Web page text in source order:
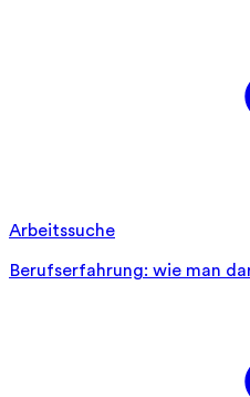
Arbeitssuche
Berufserfahrung: wie man